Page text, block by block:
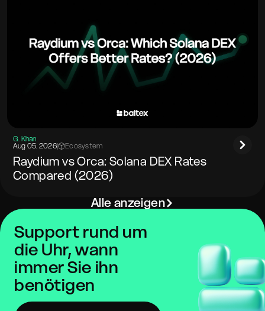
G. Khan
Aug 05. 2026| Ecosystem
Raydium vs Orca: Solana DEX Rates
Compared (2026)
Alle anzeigen
Support rund um
die Uhr, wann
immer Sie ihn
benötigen